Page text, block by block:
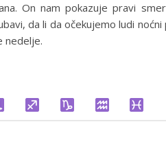
On nam pokazuje pravi
da li da očekujemo ludi
nedelje.